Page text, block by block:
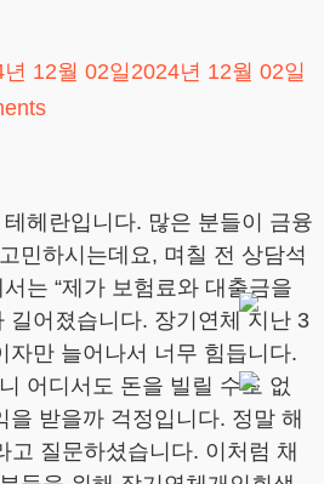
12월 02일 2024년 12월 02일
헤란입니다. 많은 분들이 금융
민하시는데요, 며칠 전 상담석
는 “제가 보험료와 대출금을
길어졌습니다. 장기연체 지난 3
자만 늘어나서 너무 힘듭니다.
어디서도 돈을 빌릴 수도 없
을 받을까 걱정입니다. 정말 해
고 질문하셨습니다. 이처럼 채